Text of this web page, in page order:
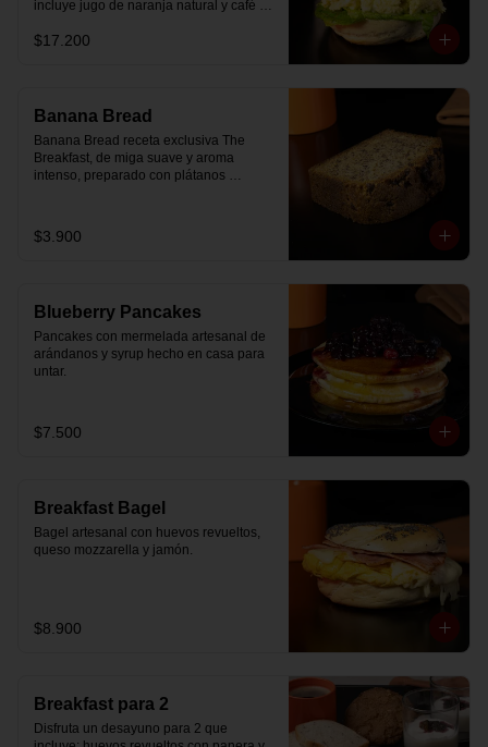
incluye jugo de naranja natural y café o
$17.200
Banana Bread
Banana Bread receta exclusiva The
Breakfast, de miga suave y aroma
intenso, preparado con plátanos
$3.900
Blueberry Pancakes
Pancakes con mermelada artesanal de
arándanos y syrup hecho en casa para
untar.
$7.500
Breakfast Bagel
Bagel artesanal con huevos revueltos,
queso mozzarella y jamón.
$8.900
Breakfast para 2
Disfruta un desayuno para 2 que